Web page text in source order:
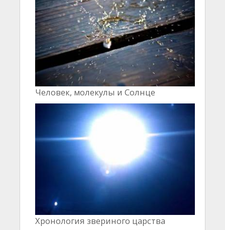
Человек, молекулы и Cолнце
Хронология звериного царства